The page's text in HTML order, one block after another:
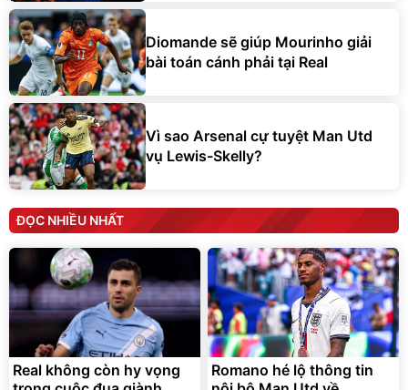
Diomande sẽ giúp Mourinho giải
bài toán cánh phải tại Real
Vì sao Arsenal cự tuyệt Man Utd
vụ Lewis-Skelly?
ĐỌC NHIỀU NHẤT
Real không còn hy vọng
Romano hé lộ thông tin